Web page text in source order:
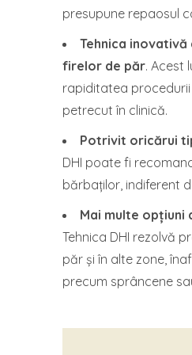
presupune repaosul
Tehnica
firelor de păr. Acest
rapiditatea
petrecut în clinică.
Potrivit oricărui
DHI poate fi
bărbaților, indiferent
Mai multe opțiuni
Tehnica DHI rezolvă
păr și în alte zone,
precum sprâncene